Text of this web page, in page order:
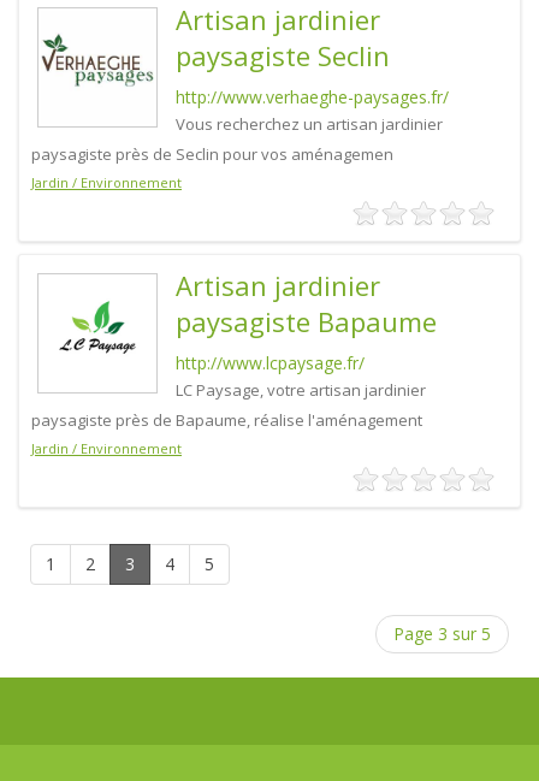
Artisan jardinier
paysagiste Seclin
http://www.verhaeghe-paysages.fr/
Vous recherchez un artisan jardinier
paysagiste près de Seclin pour vos aménagemen
Jardin / Environnement
Artisan jardinier
paysagiste Bapaume
http://www.lcpaysage.fr/
LC Paysage, votre artisan jardinier
paysagiste près de Bapaume, réalise l'aménagement
Jardin / Environnement
1 2 3 4 5
Page 3 sur 5